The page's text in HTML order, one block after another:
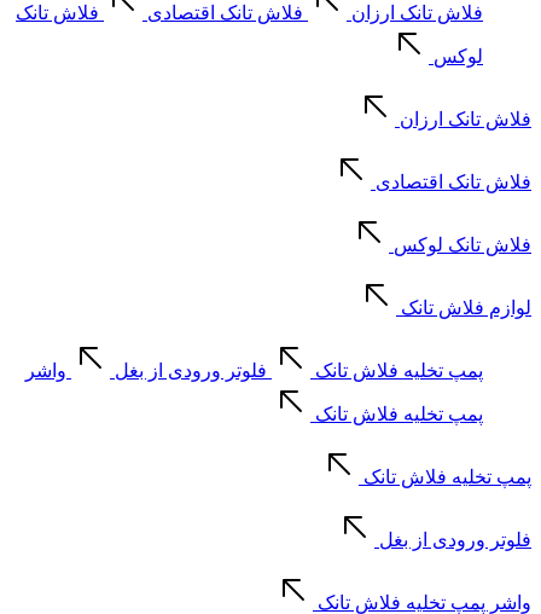
فلاش تانک ارزان فلاش تانک اقتصادی فلاش تانک
لوکس
فلاش تانک ارزان
فلاش تانک اقتصادی
فلاش تانک لوکس
لوازم فلاش تانک
پمپ تخلیه فلاش تانک فلوتر ورودی از بغل واشر
پمپ تخلیه فلاش تانک
پمپ تخلیه فلاش تانک
فلوتر ورودی از بغل
واشر پمپ تخلیه فلاش تانک